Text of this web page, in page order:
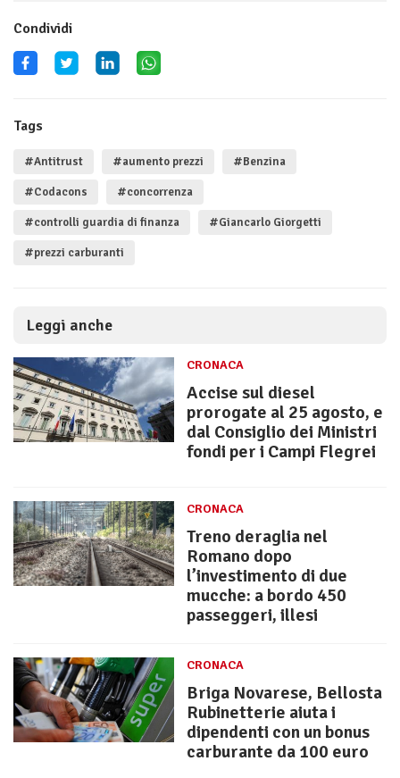
Condividi
Tags
#Antitrust #aumento prezzi #Benzina
#Codacons #concorrenza
#controlli guardia di finanza #Giancarlo Giorgetti
#prezzi carburanti
Leggi anche
CRONACA
Accise sul diesel
prorogate al 25 agosto, e
dal Consiglio dei Ministri
fondi per i Campi Flegrei
CRONACA
Treno deraglia nel
Romano dopo
l’investimento di due
mucche: a bordo 450
passeggeri, illesi
CRONACA
Briga Novarese, Bellosta
Rubinetterie aiuta i
dipendenti con un bonus
carburante da 100 euro